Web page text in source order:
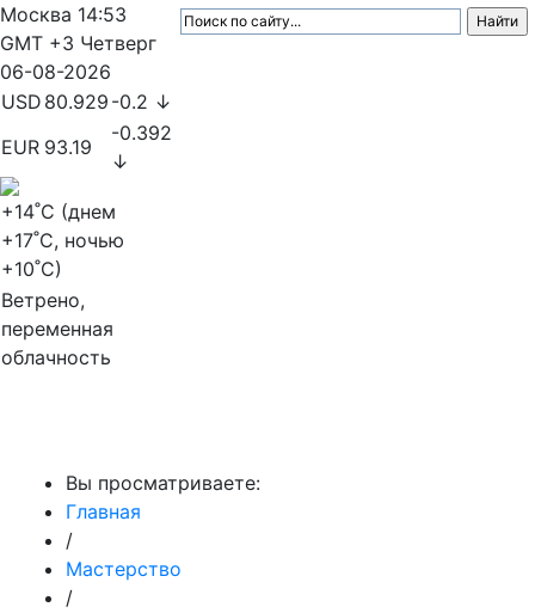
Москва 14:53
GMT +3 Четверг
06-08-2026
USD 80.929 -0.2 ↓
EUR 93.19
-0.392
↓
+14˚C (днем
+17˚C, ночью
+10˚C)
Ветрено,
переменная
облачность
Вы просматриваете:
Главная
/
Мастерство
/